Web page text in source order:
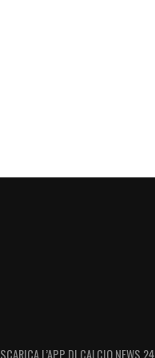
SCARICA L’APP DI CALCIO NEWS 24